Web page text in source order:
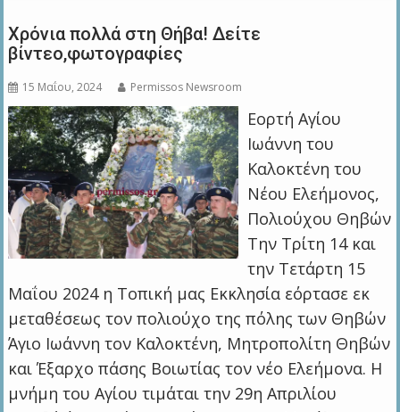
Χρόνια πολλά στη Θήβα! Δείτε
βίντεο,φωτογραφίες
15 Μαΐου, 2024 Permissos Newsroom
Εορτή Αγίου
Ιωάννη του
Καλοκτένη του
Νέου Ελεήμονος,
Πολιούχου Θηβών
Την Τρίτη 14 και
την Τετάρτη 15
Μαΐου 2024 η Τοπική μας Εκκλησία εόρτασε εκ
μεταθέσεως τον πολιούχο της πόλης των Θηβών
Άγιο Ιωάννη τον Καλοκτένη, Μητροπολίτη Θηβών
και Έξαρχο πάσης Βοιωτίας τον νέο Ελεήμονα. Η
μνήμη του Αγίου τιμάται την 29η Απριλίου